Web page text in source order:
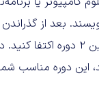
بعد از
این دوره مناسب